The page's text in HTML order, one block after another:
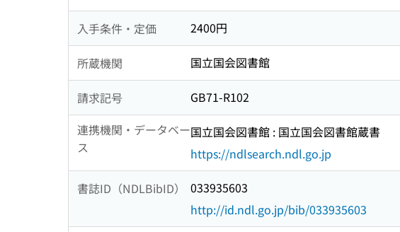
入手条件・定価 2400円
所蔵機関 国立国会図書館
請求記号
GB71-R102
連携機関・データベー
ス
国立国会図書館 : 国立国会図書館蔵書
https://ndlsearch.ndl.go.jp
書誌ID（NDLBibID）
033935603
http://id.ndl.go.jp/bib/033935603